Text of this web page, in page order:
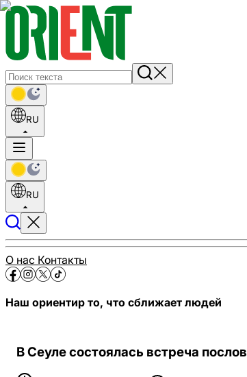
RU
RU
О нас Контакты
Наш ориентир то, что сближает людей
В Сеуле состоялась встреча